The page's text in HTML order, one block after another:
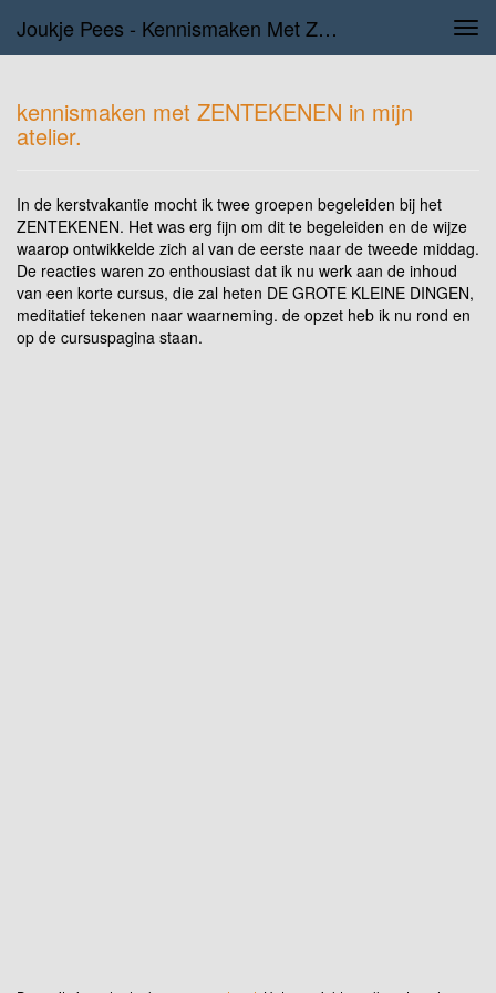
Joukje Pees - Kennismaken Met ZENTEKENEN In Mijn Atelier.
kennismaken met ZENTEKENEN in mijn
atelier.
In de kerstvakantie mocht ik twee groepen begeleiden bij het
ZENTEKENEN. Het was erg fijn om dit te begeleiden en de wijze
waarop ontwikkelde zich al van de eerste naar de tweede middag.
De reacties waren zo enthousiast dat ik nu werk aan de inhoud
van een korte cursus, die zal heten DE GROTE KLEINE DINGEN,
meditatief tekenen naar waarneming. de opzet heb ik nu rond en
op de cursuspagina staan.